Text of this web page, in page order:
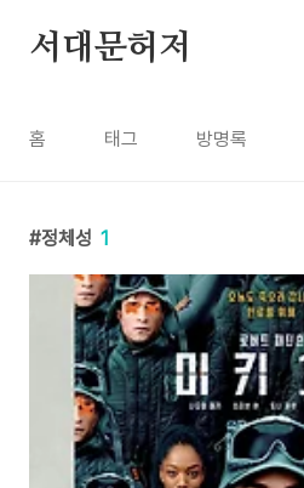
서대문허저
홈 태그 방명록
정체성 1